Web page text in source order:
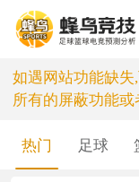
如遇网站功能缺
所有的屏蔽功能或
热门 足球